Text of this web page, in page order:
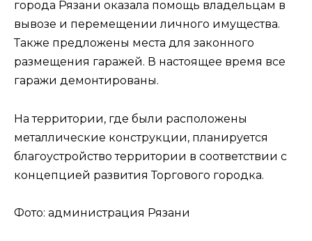
города Рязани оказала помощь владельцам в
вывозе и перемещении личного имущества.
Также предложены места для законного
размещения гаражей. В настоящее время все
гаражи демонтированы.
На территории, где были расположены
металлические конструкции, планируется
благоустройство территории в соответствии с
концепцией развития Торгового городка.
Фото: администрация Рязани